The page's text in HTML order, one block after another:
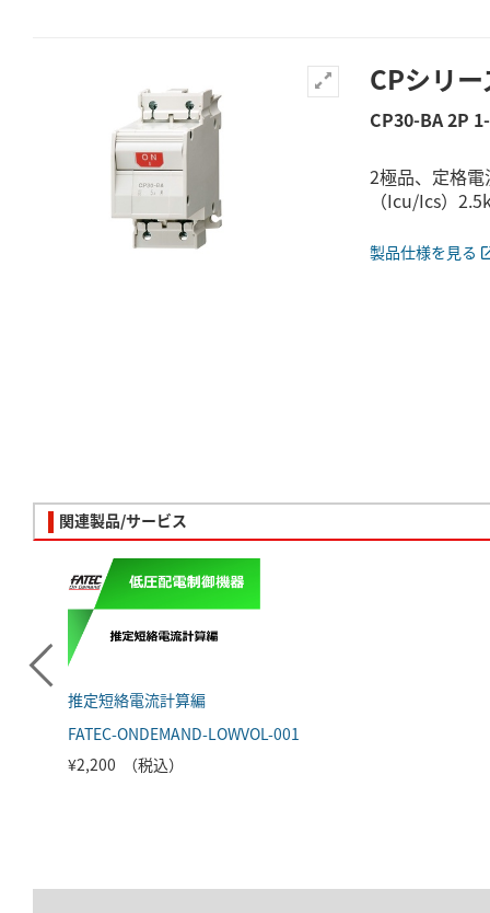
CPシリ
CP30-BA 2P
2極品、定格
（Icu/Ics）
製品仕様を見る
関連製品/サービス
推定短絡電流計算編
FATEC-ONDEMAND-LOWVOL-001
¥2,200 （税込）